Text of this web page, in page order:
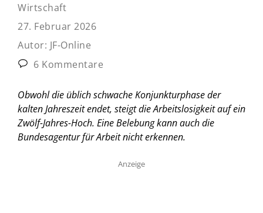
Wirtschaft
27. Februar 2026
Autor: JF-Online
6 Kommentare
Obwohl die üblich schwache Konjunkturphase der
kalten Jahreszeit endet, steigt die Arbeitslosigkeit auf ein
Zwölf-Jahres-Hoch. Eine Belebung kann auch die
Bundesagentur für Arbeit nicht erkennen.
Anzeige